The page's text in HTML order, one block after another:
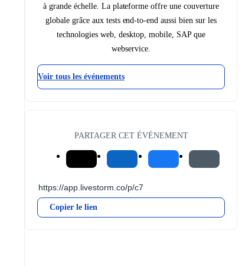
à grande échelle. La plateforme offre une couverture
globale grâce aux tests end-to-end aussi bien sur les
technologies web, desktop, mobile, SAP que
webservice.
Voir tous les événements
PARTAGER CET ÉVÉNEMENT
Copier le lien